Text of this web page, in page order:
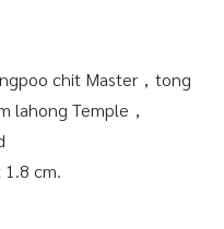
chit Master，tong
lahong Temple，
1.8 cm.